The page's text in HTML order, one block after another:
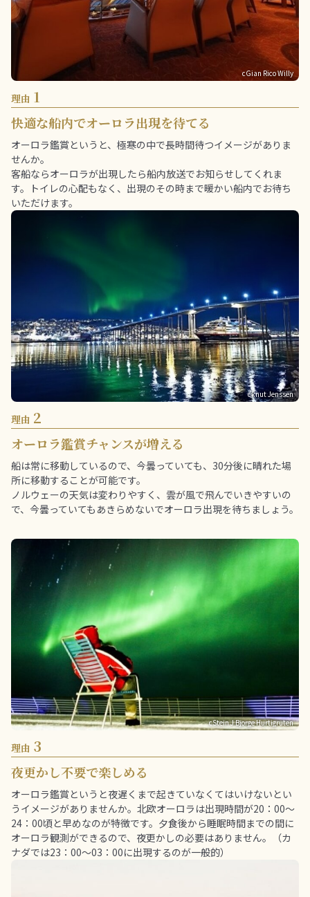
cGian Rico Willy
理由 1
快適な船内でオーロラ出現を待てる
オーロラ鑑賞というと、極寒の中で長時間待つイメージがありま
せんか。
客船ならオーロラが出現したら船内放送でお知らせしてくれま
す。トイレの心配もなく、出現のその時まで暖かい船内でお待ち
いただけます。
cknut Jenssen
理由 2
オーロラ鑑賞チャンスが増える
船は常に移動しているので、今曇っていても、30分後に晴れた場
所に移動することが可能です。
ノルウェーの天気は変わりやすく、雲が風で飛んでいきやすいの
で、今曇っていてもあきらめないでオーロラ出現を待ちましょう。
cStein J Bjorge Hurtigruten
理由 3
夜更かし不要で楽しめる
オーロラ鑑賞というと夜遅くまで起きていなくてはいけないとい
うイメージがありませんか。北欧オーロラは出現時間が20：00～
24：00頃と早めなのが特徴です。夕食後から睡眠時間までの間に
オーロラ観測ができるので、夜更かしの必要はありません。（カ
ナダでは23：00～03：00に出現するのが一般的）